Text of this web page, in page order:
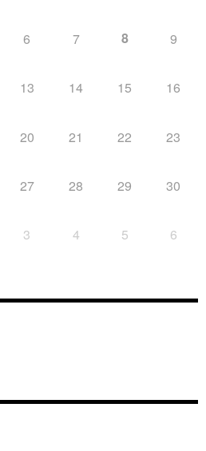
6 7 8 9
13 14 15 16
20 21 22 23
27 28 29 30
3 4 5 6